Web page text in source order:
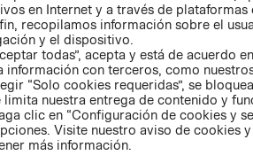
POLÍTICA
EMPRESARIAL
TÉRMINOS Y
CONDICIONES
AVISO DE
PRIVACIDAD
GIFT CARD
AVISO DE
COOKIES
en Internet y a través de plataformas
recopilamos información sobre el
y el dispositivo.
todas”, acepta y está de acuerdo
información con terceros, como
“Solo cookies requeridas”, se
nuestra entrega de contenido y
clic en “Configuración de cookies y
Visite nuestro aviso de cookies
más información.